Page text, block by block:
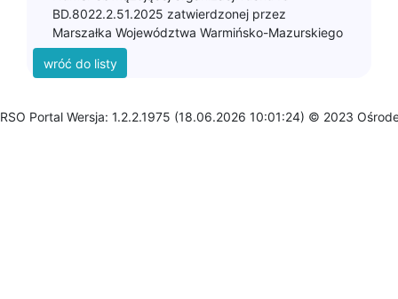
BD.8022.2.51.2025 zatwierdzonej przez
RSO Portal Wersja: 1.2.2.1975 (18.06.2026 10:01:24) © 2023